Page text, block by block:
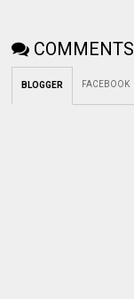
COMMENTS
BLOGGER FACEBOOK